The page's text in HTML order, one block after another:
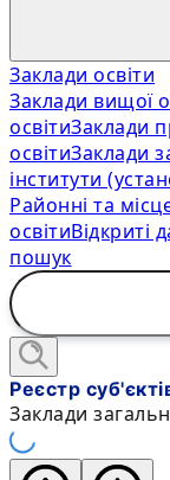
Заклади освіти
Заклади вищої
освітиЗаклади
освітиЗаклади
інститути
Районні та
освітиВідкриті
пошук
Реєстр
Заклади